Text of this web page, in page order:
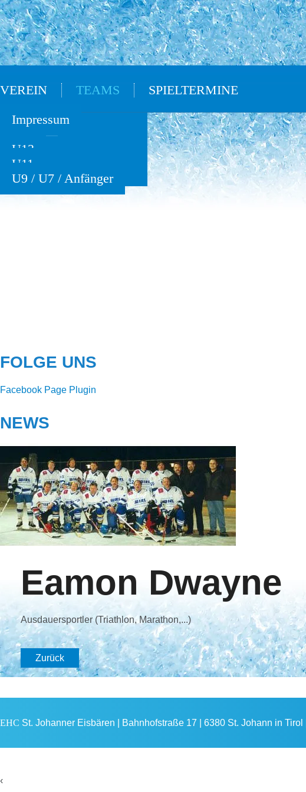
VEREIN TEAMS
Oldies
U13
U11
U9 / U7 / Anfänger
SPIELTERMINE
Impressum
FOLGE UNS
Facebook Page Plugin
NEWS
Eamon Dwayne
Ausdauersportler (Triathlon, Marathon,...)
Zurück
EHC St. Johanner Eisbären | Bahnhofstraße 17 | 6380 St. Johann in Tirol |
‹